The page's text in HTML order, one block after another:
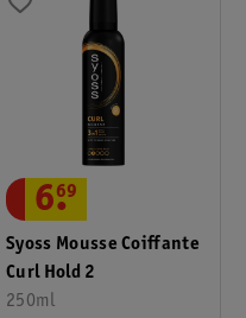
Syoss Mousse Coiffante
Curl Hold 2
250ml
6.
69